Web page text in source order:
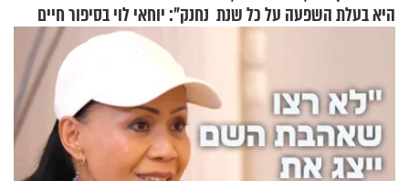
היא בעלת השפעה על כל שנת נחנק": יוחאי לוי בסיפור חיים
מעורר השראה